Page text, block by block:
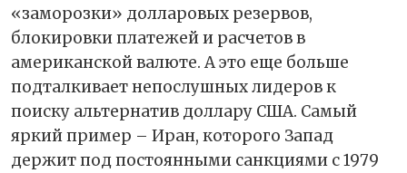
«заморозки» долларовых резервов,
блокировки платежей и расчетов в
американской валюте. А это еще больше
подталкивает непослушных лидеров к
поиску альтернатив доллару США. Самый
яркий пример – Иран, которого Запад
держит под постоянными санкциями с 1979